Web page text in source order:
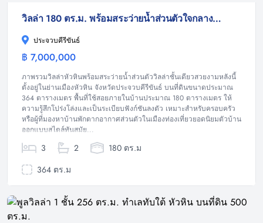
วิลล่า 180 ตร.ม. พร้อมสระว่ายน้ำส่วนตัวใจกลางหัวหิน บนที่ดิน 364 ตร.ม.
ประจวบคีรีขันธ์
฿ 7,000,000
ภาพรวมวิลล่าหัวหินพร้อมสระว่ายน้ำส่วนตัววิลล่าชั้นเดียวสวยงามหลังนี้
ตั้งอยู่ในย่านเมืองหัวหิน จังหวัดประจวบคีรีขันธ์ บนที่ดินขนาดประมาณ
364 ตารางเมตร พื้นที่ใช้สอยภายในบ้านประมาณ 180 ตารางเมตร ให้
ความรู้สึกโปร่งโล่งและเป็นระเบียบฟังก์ชันลงตัว เหมาะสำหรับครอบครัว
หรือผู้ที่มองหาบ้านพักตากอากาศส่วนตัวในเมืองท่องเที่ยวยอดนิยมตัวบ้าน
ออกแบบสไตล์ทันสมัย...
3 2
180 ตร.ม
364 ตร.ม